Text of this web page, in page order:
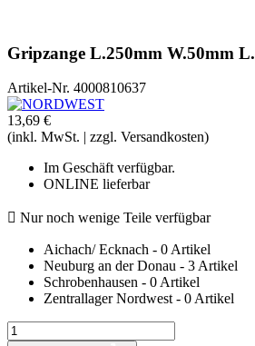
Gripzange L.250mm W.50mm L.
Artikel-Nr. 4000810637
13,69 €
(inkl. MwSt. | zzgl. Versandkosten)
Im Geschäft verfügbar.
ONLINE lieferbar
 Nur noch wenige Teile verfügbar
Aichach/ Ecknach - 0 Artikel
Neuburg an der Donau - 3 Artikel
Schrobenhausen - 0 Artikel
Zentrallager Nordwest - 0 Artikel